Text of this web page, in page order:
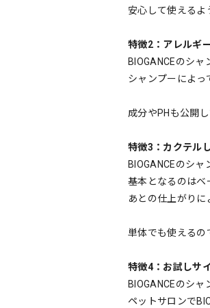
安心して使えるよ
特徴2：アレルギ
BIOGANCEのシ
シャンプーによっ
成分やPHも公開
特徴3：カクテル
BIOGANCEのシ
基本となるのはベ
あとの仕上がりに
単体でも使えるの
特徴4：お試しサ
BIOGANCEのシ
ペットサロンで